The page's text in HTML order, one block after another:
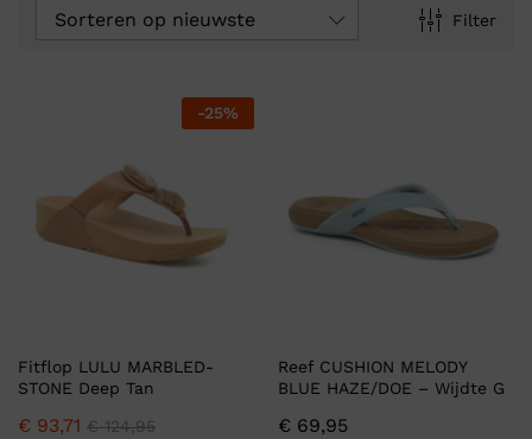
Filter
Sorteren op nieuwste
-25%
Fitflop LULU MARBLED-
STONE Deep Tan
€ 93,71 €124,95
Reef CUSHION MELODY
BLUE HAZE/DOE – Wijdte G
€ 69,95